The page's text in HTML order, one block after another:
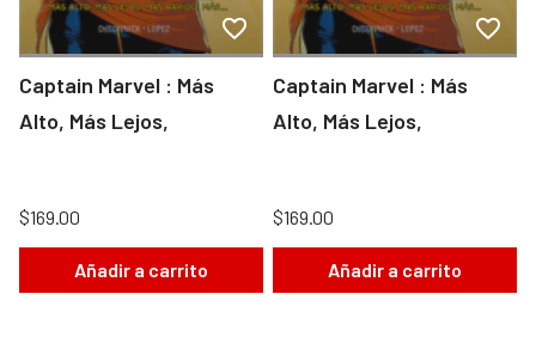
Captain Marvel : Más
Alto, Más Lejos,
$169.00
Añadir a carrito
Captain Marvel : Más
Alto, Más Lejos,
$169.00
Añadir a carrito